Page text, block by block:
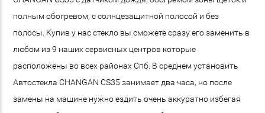
полным обогревом, с солнцезащитной полосой и без
полосы. Купив у нас стекло вы сможете сразу его заменить в
любом из 9 наших сервисных центров которые
расположены во всех районах Спб. В среднем установить
Автостекла CHANGAN CS35 занимает два часа, но после
замены на машине нужно ездить очень аккуратно избегая